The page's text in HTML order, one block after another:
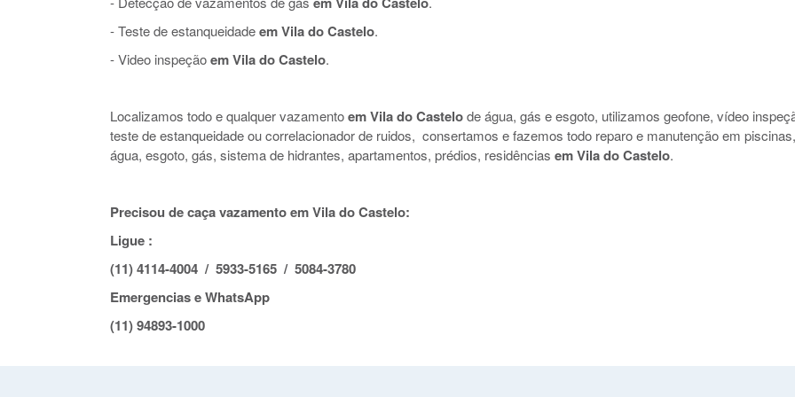
- Teste de estanqueidadeem Vila do Castelo.
- Video inspeçãoem Vila do Castelo.
Localizamos todo e qualquer vazamentoem Vila do Castelode água, gás e esgoto, utilizamos geofone, vídeo
teste de estanqueidade ou correlacionador de ruidos, consertamos e fazemos todo reparo e manutenção em piscinas,
água, esgoto, gás, sistema de hidrantes, apartamentos, prédios, residências em Vila do Castelo.
Precisou de caça vazamento em Vila do Castelo:
Ligue :
(11) 4114-4004 / 5933-5165 / 5084-3780
Emergencias e WhatsApp
(11) 94893-1000